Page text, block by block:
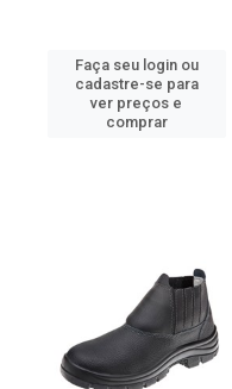
Faça seu login ou
cadastre-se para
ver preços e
comprar